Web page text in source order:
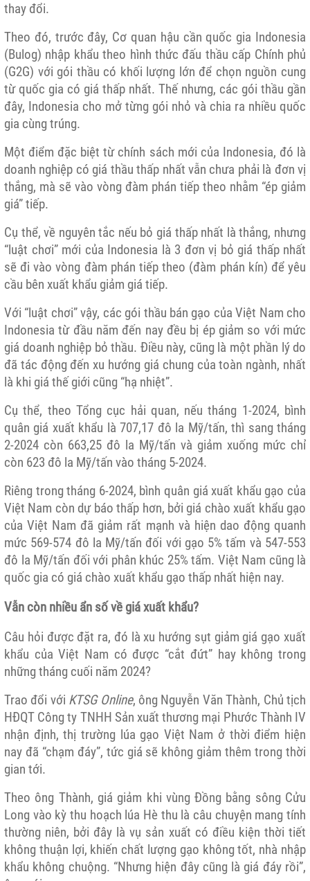
thay đổi.
Theo đó, trước đây, Cơ quan hậu cần quốc gia Indonesia
(Bulog) nhập khẩu theo hình thức đấu thầu cấp Chính phủ
(G2G) với gói thầu có khối lượng lớn để chọn nguồn cung
từ quốc gia có giá thấp nhất. Thế nhưng, các gói thầu gần
đây, Indonesia cho mở từng gói nhỏ và chia ra nhiều quốc
gia cùng trúng.
Một điểm đặc biệt từ chính sách mới của Indonesia, đó là
doanh nghiệp có giá thầu thấp nhất vẫn chưa phải là đơn vị
thắng, mà sẽ vào vòng đàm phán tiếp theo nhằm “ép giảm
giá” tiếp.
Cụ thể, về nguyên tắc nếu bỏ giá thấp nhất là thắng, nhưng
“luật chơi” mới của Indonesia là 3 đơn vị bỏ giá thấp nhất
sẽ đi vào vòng đàm phán tiếp theo (đàm phán kín) để yêu
cầu bên xuất khẩu giảm giá tiếp.
Với “luật chơi” vậy, các gói thầu bán gạo của Việt Nam cho
Indonesia từ đầu năm đến nay đều bị ép giảm so với mức
giá doanh nghiệp bỏ thầu. Điều này, cũng là một phần lý do
đã tác động đến xu hướng giá chung của toàn ngành, nhất
là khi giá thế giới cũng “hạ nhiệt”.
Cụ thể, theo Tổng cục hải quan, nếu tháng 1-2024, bình
quân giá xuất khẩu là 707,17 đô la Mỹ/tấn, thì sang tháng
2-2024 còn 663,25 đô la Mỹ/tấn và giảm xuống mức chỉ
còn 623 đô la Mỹ/tấn vào tháng 5-2024.
Riêng trong tháng 6-2024, bình quân giá xuất khẩu gạo của
Việt Nam còn dự báo thấp hơn, bởi giá chào xuất khẩu gạo
của Việt Nam đã giảm rất mạnh và hiện dao động quanh
mức 569-574 đô la Mỹ/tấn đối với gạo 5% tấm và 547-553
đô la Mỹ/tấn đối với phân khúc 25% tấm. Việt Nam cũng là
quốc gia có giá chào xuất khẩu gạo thấp nhất hiện nay.
Vẫn còn nhiều ẩn số về giá xuất khẩu?
Câu hỏi được đặt ra, đó là xu hướng sụt giảm giá gạo xuất
khẩu của Việt Nam có được “cắt đứt” hay không trong
những tháng cuối năm 2024?
Trao đổi với KTSG Online, ông Nguyễn Văn Thành, Chủ tịch
HĐQT Công ty TNHH Sản xuất thương mại Phước Thành IV
nhận định, thị trường lúa gạo Việt Nam ở thời điểm hiện
nay đã “chạm đáy”, tức giá sẽ không giảm thêm trong thời
gian tới.
Theo ông Thành, giá giảm khi vùng Đồng bằng sông Cửu
Long vào kỳ thu hoạch lúa Hè thu là câu chuyện mang tính
thường niên, bởi đây là vụ sản xuất có điều kiện thời tiết
không thuận lợi, khiến chất lượng gạo không tốt, nhà nhập
khẩu không chuộng. “Nhưng hiện đây cũng là giá đáy rồi”,